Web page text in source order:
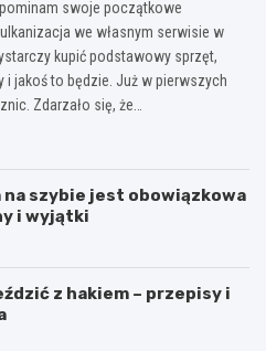
swoje początkowe
we własnym serwisie w
kupić podstawowy sprzęt,
i jakoś to będzie. Już w pierwszych
Zdarzało się, że…
na szybie jest obowiązkowa
i wyjątki
z hakiem – przepisy i